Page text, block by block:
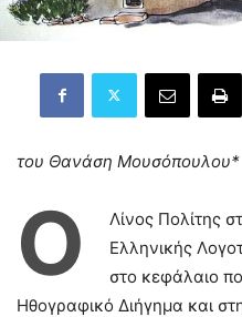
του Θανάση Μουσόπουλου*
Ο
Λίνος Πολίτης
Ελληνικής
στο κεφάλαιο
Ηθογραφικό Διήγημα και